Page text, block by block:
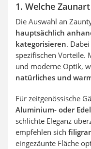
1. Welche
Die Auswahl an
hauptsächlich
kategorisieren.
spezifischen Vorteile.
und moderne Optik,
natürliches und
Für zeitgenössische
Aluminium- oder
schlichte Eleganz
empfehlen sich
eingezäunte Fläche